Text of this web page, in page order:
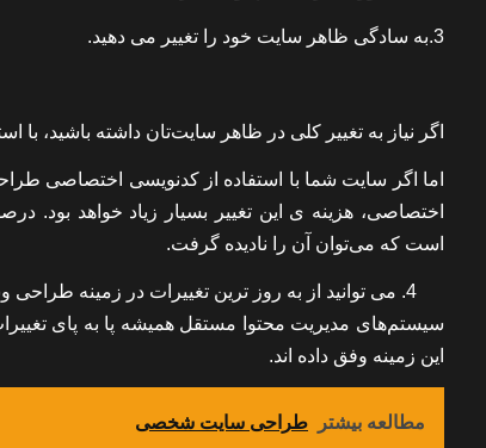
3.به سادگی ظاهر سایت خود را تغییر می دهید.
اگر نیاز به تغییر کلی در ظاهر سایت‌تان داشته باشید،
اما اگر سایت شما با استفاده از کدنویسی اختصاصی
اختصاصی، هزینه ی این تغییر بسیار زیاد خواهد بود.
است که می‌توان آن را نادیده گرفت.
می توانید از به روز ترین تغییرات در زمینه
سیستم‌های مدیریت محتوا مستقل همیشه پا به پای
این زمینه وفق داده اند.
مطالعه بیشتر طراحی سایت شخصی